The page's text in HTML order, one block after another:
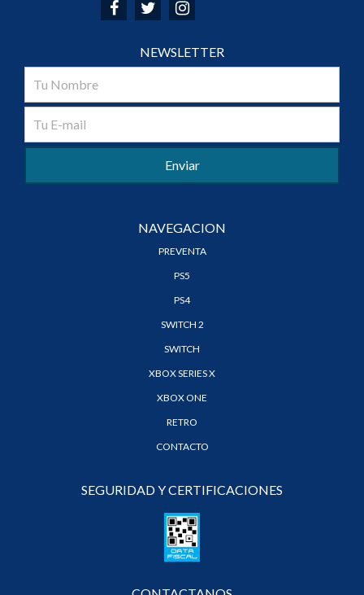
NEWSLETTER
NAVEGACION
PREVENTA
PS5
PS4
SWITCH 2
SWITCH
XBOX SERIES X
XBOX ONE
RETRO
CONTACTO
SEGURIDAD Y CERTIFICACIONES